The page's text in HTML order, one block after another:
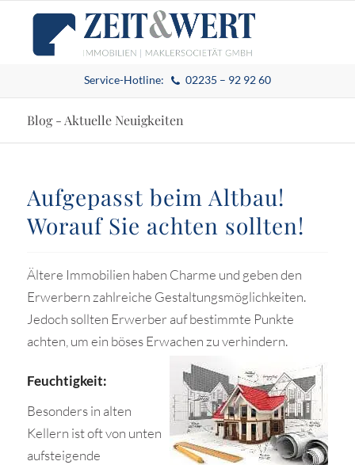
Service-Hotline: 02235 – 92 92 60
Blog - Aktuelle Neuigkeiten
Aufgepasst beim Altbau!
Worauf Sie achten sollten!
Ältere Immobilien haben Charme und geben den
Erwerbern zahlreiche Gestaltungsmöglichkeiten.
Jedoch sollten Erwerber auf bestimmte Punkte
achten, um ein böses Erwachen zu verhindern.
Feuchtigkeit:
Besonders in alten
Kellern ist oft von unten
aufsteigende